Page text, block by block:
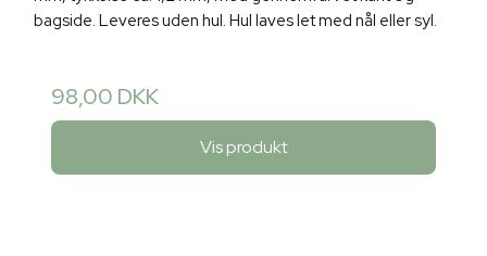
bagside. Leveres uden hul. Hul laves let med nål eller syl.
98,00 DKK
Vis produkt